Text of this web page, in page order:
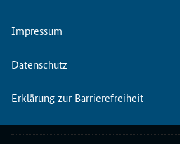
Impressum
Datenschutz
Erklärung zur Barrierefreiheit